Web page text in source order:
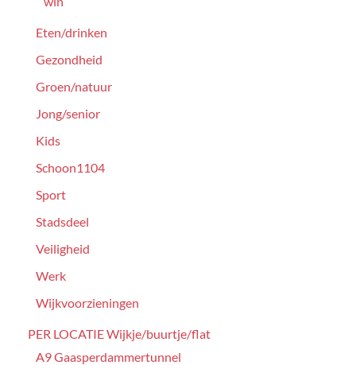
Eten/drinken
Gezondheid
Groen/natuur
Jong/senior
Kids
Schoon1104
Sport
Stadsdeel
Veiligheid
Werk
Wijkvoorzieningen
PER LOCATIE Wijkje/buurtje/flat
A9 Gaasperdammertunnel